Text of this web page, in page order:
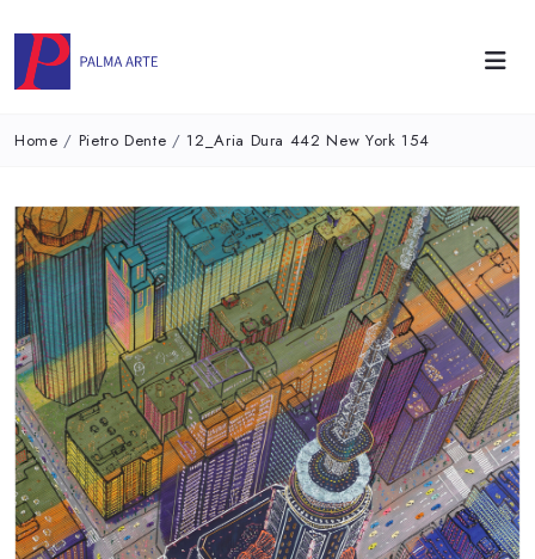
Home / Pietro Dente / 12_Aria Dura 442 New York 154